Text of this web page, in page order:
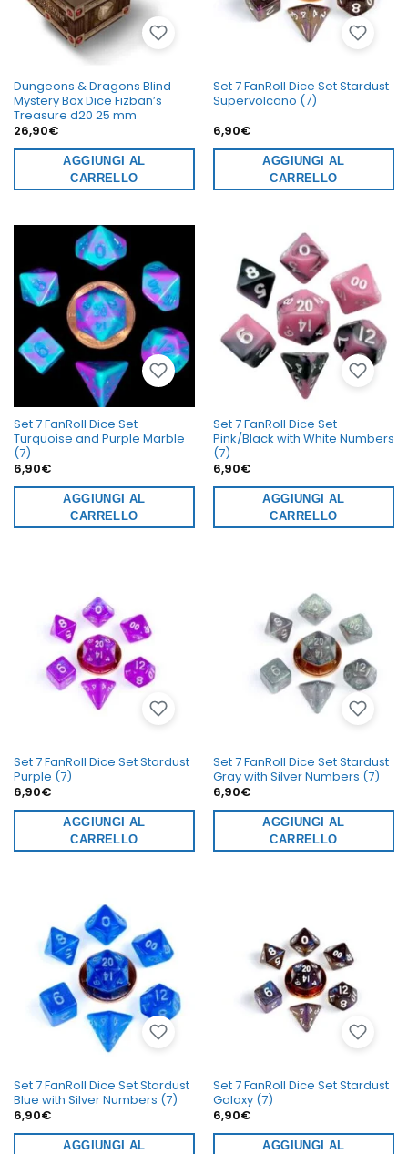
Dungeons & Dragons Blind
Mystery Box Dice Fizban’s
Treasure d20 25 mm
26,90€
AGGIUNGI AL
CARRELLO
Set 7 FanRoll Dice Set Stardust
Supervolcano (7)
6,90€
AGGIUNGI AL
CARRELLO
Set 7 FanRoll Dice Set
Turquoise and Purple Marble
(7)
6,90€
AGGIUNGI AL
CARRELLO
Set 7 FanRoll Dice Set
Pink/Black with White Numbers
(7)
6,90€
AGGIUNGI AL
CARRELLO
Set 7 FanRoll Dice Set Stardust
Purple (7)
6,90€
AGGIUNGI AL
CARRELLO
Set 7 FanRoll Dice Set Stardust
Gray with Silver Numbers (7)
6,90€
AGGIUNGI AL
CARRELLO
Set 7 FanRoll Dice Set Stardust
Blue with Silver Numbers (7)
6,90€
AGGIUNGI AL
Set 7 FanRoll Dice Set Stardust
Galaxy (7)
6,90€
AGGIUNGI AL